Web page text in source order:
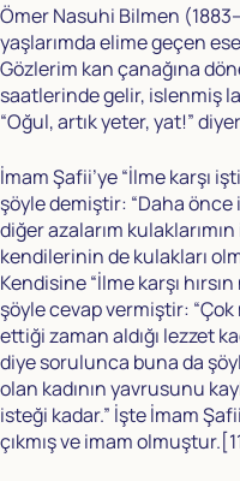
Ömer Nasuhi Bilmen
yaşlarımda elime geçen
Gözlerim kan çanağına
saatlerinde gelir, islenmiş
“Oğul, artık yeter, yat!”
İmam Şafii’ye “İlme karşı
şöyle demiştir: “Daha
diğer azalarım
kendilerinin de kulakları
Kendisine “İlme karşı
şöyle cevap vermiştir:
ettiği zaman aldığı lezzet
diye sorulunca buna da
olan kadının yavrusunu
isteği kadar.” İşte İmam
çıkmış ve imam olmuştur.